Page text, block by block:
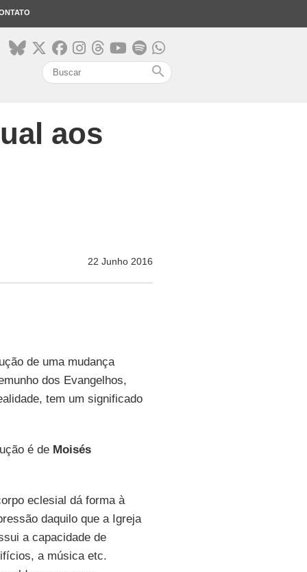
search
aos
22 Junho 2016
de uma mudança
dos Evangelhos,
tem um significado
é de Moisés
eclesial dá forma à
daquilo que a Igreja
a capacidade de
a música etc.